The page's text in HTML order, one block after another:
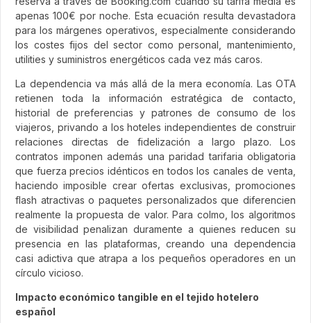
apenas 100€ por noche. Esta ecuación resulta devastadora
para los márgenes operativos, especialmente considerando
los costes fijos del sector como personal, mantenimiento,
utilities y suministros energéticos cada vez más caros.
La dependencia va más allá de la mera economía. Las OTA
retienen toda la información estratégica de contacto,
historial de preferencias y patrones de consumo de los
viajeros, privando a los hoteles independientes de construir
relaciones directas de fidelización a largo plazo. Los
contratos imponen además una paridad tarifaria obligatoria
que fuerza precios idénticos en todos los canales de venta,
haciendo imposible crear ofertas exclusivas, promociones
flash atractivas o paquetes personalizados que diferencien
realmente la propuesta de valor. Para colmo, los algoritmos
de visibilidad penalizan duramente a quienes reducen su
presencia en las plataformas, creando una dependencia
casi adictiva que atrapa a los pequeños operadores en un
círculo vicioso.
Impacto económico tangible en el tejido hotelero
español